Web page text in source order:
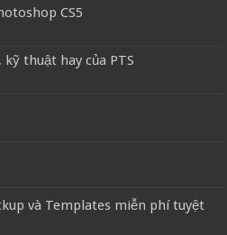
CS5
thuật hay của PTS
và Templates miễn phí tuyệt